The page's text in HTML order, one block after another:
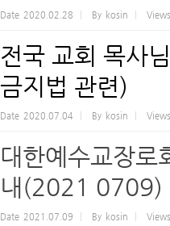
Date 2020.02.28 By kosin Views
전국 교회 목사
금지법 관련)
Date 2020.07.04 By kosin Views
대한예수교장로
내(2021 0709)
Date 2021.07.09 By kosin Views